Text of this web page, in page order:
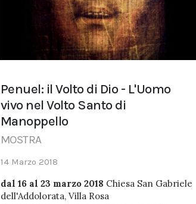
Penuel: il Volto di Dio - L'Uomo
vivo nel Volto Santo di
Manoppello
MOSTRA
14 Marzo 2018
dal 16 al 23 marzo 2018 Chiesa San Gabriele
dell'Addolorata, Villa Rosa